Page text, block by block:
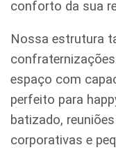
conforto da sua
Nossa estrutura
espaço com
perfeito para
batizado,
corporativas e